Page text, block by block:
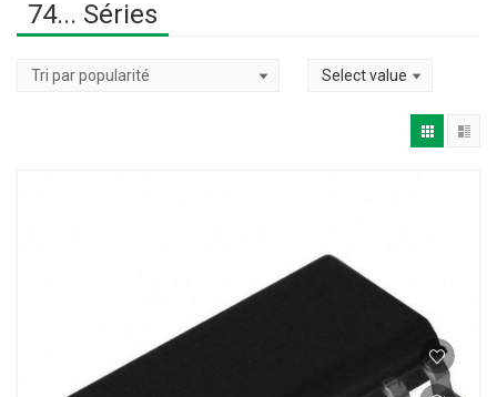
74... Séries